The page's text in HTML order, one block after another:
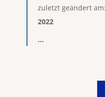
zuletzt geändert am:
2022
...